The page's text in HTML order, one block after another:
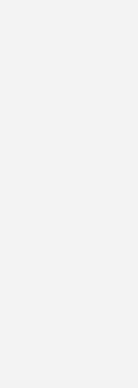
dem KK
von uns
gebündelt und